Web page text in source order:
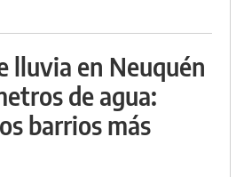
lluvia en Neuquén
de agua:
barrios más